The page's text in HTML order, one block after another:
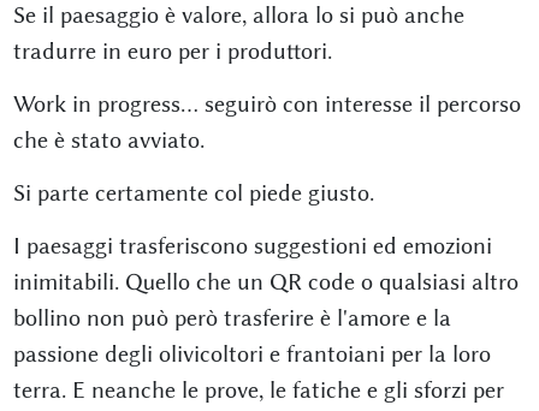
Se il paesaggio è valore, allora lo si può anche
tradurre in euro per i produttori.
Work in progress... seguirò con interesse il percorso
che è stato avviato.
Si parte certamente col piede giusto.
I paesaggi trasferiscono suggestioni ed emozioni
inimitabili. Quello che un QR code o qualsiasi altro
bollino non può però trasferire è l'amore e la
passione degli olivicoltori e frantoiani per la loro
terra. E neanche le prove, le fatiche e gli sforzi per